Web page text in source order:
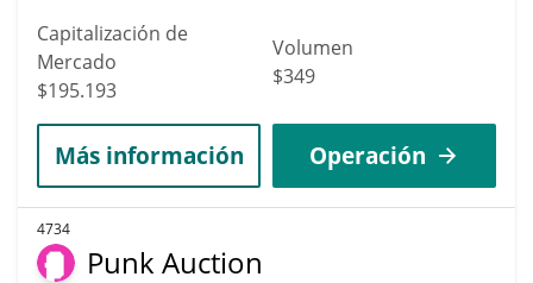
Capitalización de
Mercado
$195.193
Volumen
$349
Más información Operación
4734
Punk Auction